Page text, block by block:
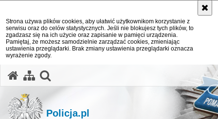
Strona używa plików cookies, aby ułatwić użytkownikom korzystanie z
serwisu oraz do celów statystycznych. Jeśli nie blokujesz tych plików, to
zgadzasz się na ich użycie oraz zapisanie w pamięci urządzenia.
Pamiętaj, że możesz samodzielnie zarządzać cookies, zmieniając
ustawienia przeglądarki. Brak zmiany ustawienia przeglądarki oznacza
wyrażenie zgody.
Policja.pl